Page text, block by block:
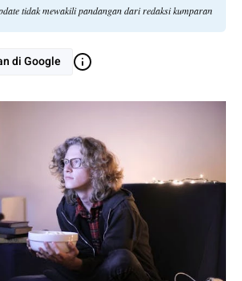
tidak mewakili pandangan dari redaksi kumparan
di Google